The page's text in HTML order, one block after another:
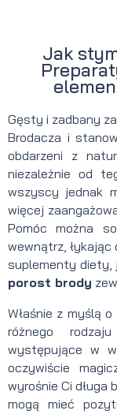
Jak
Gęsty i zadbany
Brodacza i
obdarzeni z
niezależnie od
wszyscy jednak
więcej
Pomóc można
wewnątrz, łykając
suplementy diety,
porost brody
Właśnie z myślą
różnego
występujące w
oczywiście
wyrośnie Ci długa
mogą mieć